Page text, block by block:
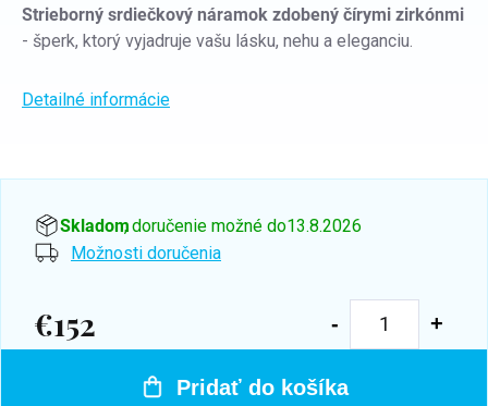
Strieborný srdiečkový náramok zdobený čírymi zirkónmi
- šperk, ktorý vyjadruje vašu lásku, nehu a eleganciu.
Detailné informácie
Skladom, doručenie možné do13.8.2026
Možnosti doručenia
€152
Jednotková
Pridať do košíka